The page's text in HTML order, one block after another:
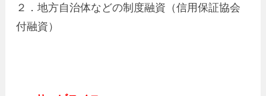
２．地方自治体などの制度融資（信用保証協会
付融資）